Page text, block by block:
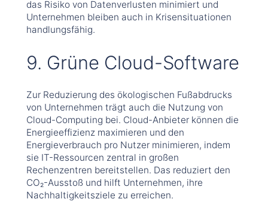
das Risiko von Datenverlusten minimiert und
Unternehmen bleiben auch in Krisensituationen
handlungsfähig.
9. Grüne Cloud-Software
Zur Reduzierung des ökologischen Fußabdrucks
von Unternehmen trägt auch die Nutzung von
Cloud-Computing bei. Cloud-Anbieter können die
Energieeffizienz maximieren und den
Energieverbrauch pro Nutzer minimieren, indem
sie IT-Ressourcen zentral in großen
Rechenzentren bereitstellen. Das reduziert den
CO₂-Ausstoß und hilft Unternehmen, ihre
Nachhaltigkeitsziele zu erreichen.